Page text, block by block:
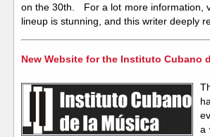
on the 30th. For a lot more information,
lineup is stunning, and this writer
New Website for the Instituto Cubano
a